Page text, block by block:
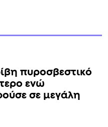
πυροσβεστικό
ενώ
σε μεγάλη